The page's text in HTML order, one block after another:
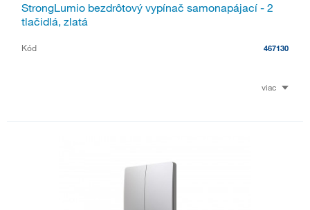
StrongLumio bezdrôtový vypínač samonapájací - 2
tlačidlá, zlatá
Kód 467130
viac